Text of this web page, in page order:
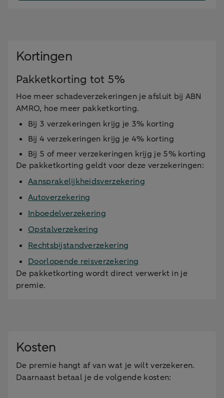
Kortingen
Pakketkorting tot 5%
Hoe meer schadeverzekeringen je afsluit bij ABN
AMRO, hoe meer pakketkorting.
Bij 3 verzekeringen krijg je 3% korting
Bij 4 verzekeringen krijg je 4% korting
Bij 5 of meer verzekeringen krijg je 5% korting
De pakketkorting geldt voor deze verzekeringen:
Aansprakelijkheidsverzekering
Autoverzekering
Inboedelverzekering
Opstalverzekering
Rechtsbijstandverzekering
Doorlopende reisverzekering
De pakketkorting wordt direct verwerkt in je
premie.
Kosten
De premie hangt af van wat je wilt verzekeren.
Daarnaast betaal je de volgende kosten: